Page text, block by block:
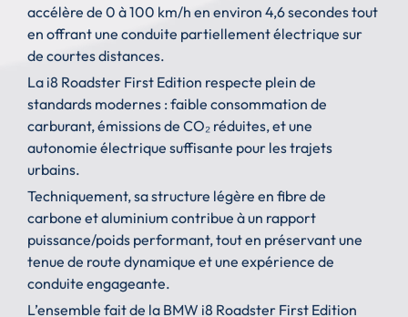
accélère de 0 à 100 km/h en environ 4,6 secondes tout
en offrant une conduite partiellement électrique sur
de courtes distances.
La i8 Roadster First Edition respecte plein de
standards modernes : faible consommation de
carburant, émissions de CO₂ réduites, et une
autonomie électrique suffisante pour les trajets
urbains.
Techniquement, sa structure légère en fibre de
carbone et aluminium contribue à un rapport
puissance/poids performant, tout en préservant une
tenue de route dynamique et une expérience de
conduite engageante.
L’ensemble fait de la BMW i8 Roadster First Edition